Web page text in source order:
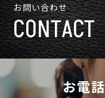
お問い合わせ
CONTACT
お電